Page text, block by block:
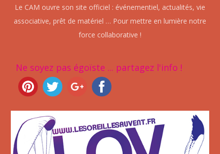
Le CAM ouvre son site officiel : événementiel, actualités, vie
associative, prêt de matériel … Pour mettre en lumière notre
force collaborative !
Ne soyez pas égoïste ... partagez l'info !